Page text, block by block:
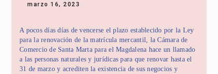
marzo 16, 2023
A pocos días días de vencerse el plazo establecido por la Ley
para la renovación de la matrícula mercantil, la Cámara de
Comercio de Santa Marta para el Magdalena hace un llamado
a las personas naturales y jurídicas para que renovar hasta el
31 de marzo y acrediten la existencia de sus negocios y